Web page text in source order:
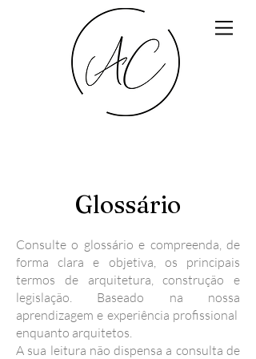
Glossário
Consulte o glossário e compreenda, de
forma clara e objetiva, os principais
termos de arquitetura, construção e
legislação. Baseado na nossa
aprendizagem e experiência profissional
enquanto arquitetos.
A sua leitura não dispensa a consulta de